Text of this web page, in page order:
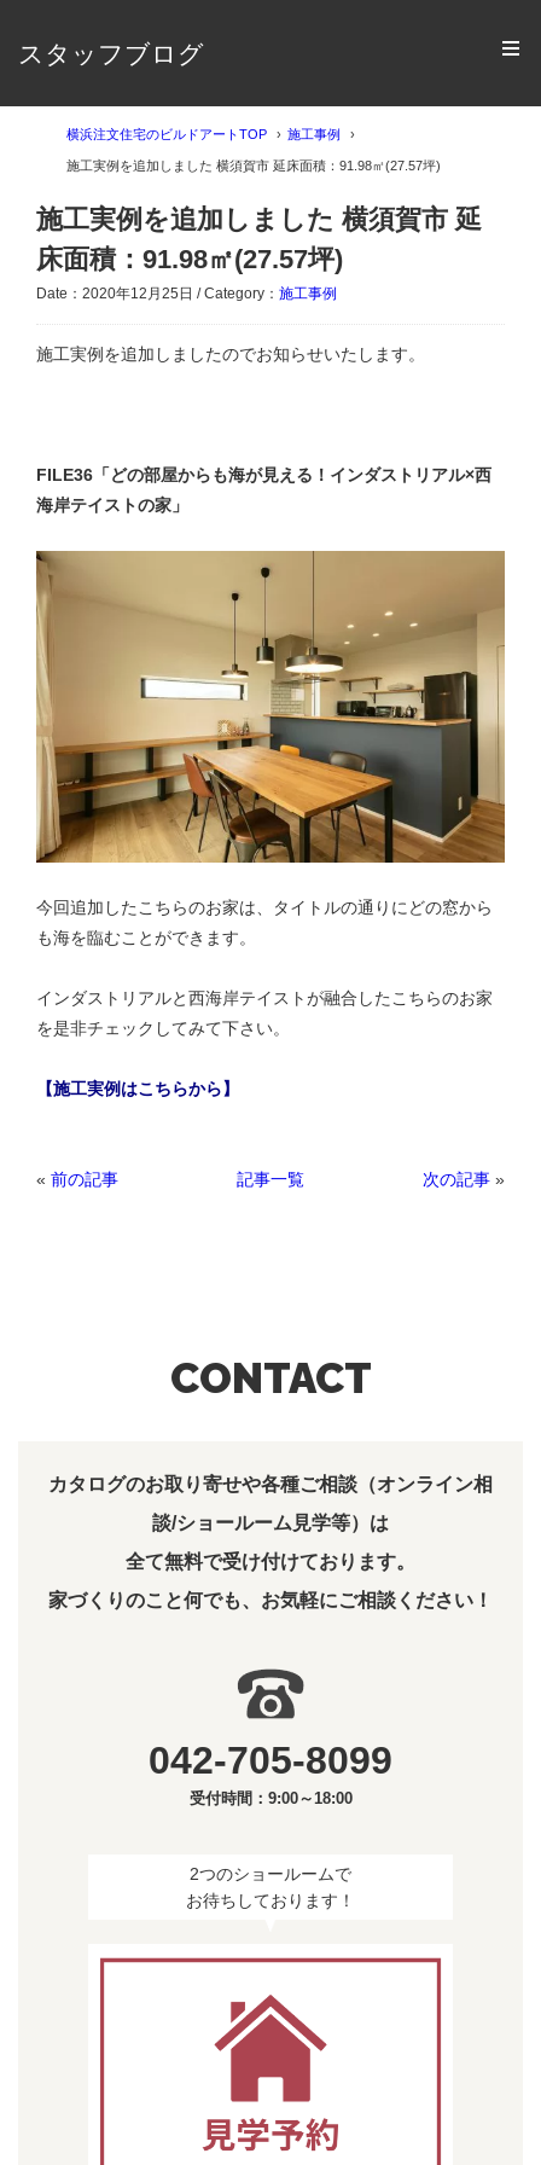
スタッフブログ
横浜注文住宅のビルドアートTOP 施工事例
施工実例を追加しました 横須賀市 延床面積：91.98㎡(27.57坪)
施工実例を追加しました 横須賀市 延
床面積：91.98㎡(27.57坪)
Date：2020年12月25日 / Category： 施工事例
施工実例を追加しましたのでお知らせいたします。
FILE36「どの部屋からも海が見える！インダストリアル×西
海岸テイストの家」
今回追加したこちらのお家は、タイトルの通りにどの窓から
も海を臨むことができます。
インダストリアルと西海岸テイストが融合したこちらのお家
を是非チェックしてみて下さい。
【施工実例はこちらから】
記事一覧
« 前の記事 次の記事 »
CONTACT
カタログのお取り寄せや各種ご相談（オンライン相
談/ショールーム見学等）は
全て無料で受け付けております。
家づくりのこと何でも、お気軽にご相談ください！
042-705-8099
受付時間：9:00～18:00
2つのショールームで
お待ちしております！